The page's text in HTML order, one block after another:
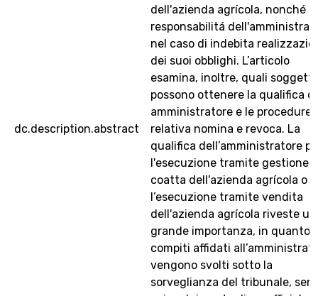
dc.description.abstract
dell'azienda agrícola, nonché la
responsabilitá
nel caso di indebita
dei suoi obblighi. L’articolo
esamina, inoltre, quali soggetti
possono ottenere la qualifica di
amministratore e le procedure
relativa nomina e revoca. La
qualifica dell’amministratore
l'esecuzione tramite gestione
coatta dell'azienda agrícola o
l’esecuzione tramite vendita
dell'azienda agrícola riveste
grande importanza, in quanto i
compiti affidati
vengono svolti sotto la
sorveglianza del tribunale,